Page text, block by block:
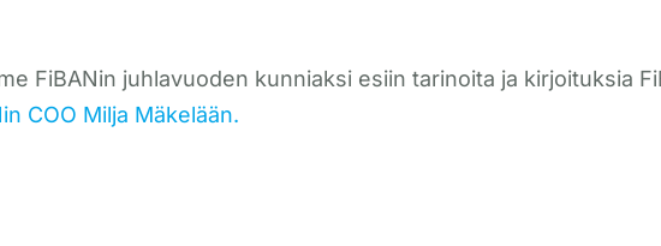
FiBANin juhlavuoden kunniaksi esiin tarinoita ja kirjoituksia
COO Milja Mäkelään.